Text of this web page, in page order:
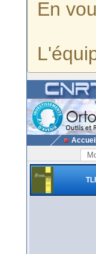
En
Accueil